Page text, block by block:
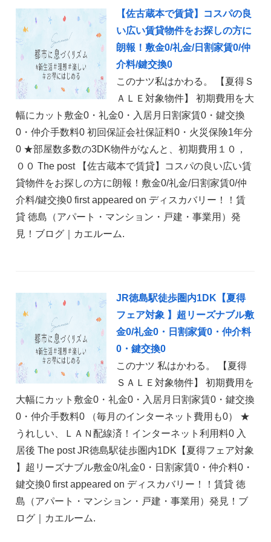
【佐古蔵本で賃貸】コスパの良
い広い賃貸物件をお探しの方に
朗報！敷金0/礼金/日割家賃0/仲
介料/鍵交換0
このナツ私はかわる。 【夏得Ｓ
ＡＬＥ対象物件】 初期費用を大
幅にカット敷金0・礼金0・入居月日割家賃0・鍵交換
0・仲介手数料0 初回保証会社保証料0・火災保険1年分
0 ★部屋数多数の3DK物件がなんと、初期費用１０，
００ The post 【佐古蔵本で賃貸】コスパの良い広い賃
貸物件をお探しの方に朗報！敷金0/礼金/日割家賃0/仲
介料/鍵交換0 first appeared on ディスカバリー！！賃
貸 徳島（アパート・マンション・戸建・事業用）発
見！ブログ｜カエルーム.
JR徳島駅徒歩圏内1DK【夏得
フェア対象 】超リーズナブル敷
金0/礼金0・日割家賃0・仲介料
0・鍵交換0
このナツ 私はかわる。 【夏得
ＳＡＬＥ対象物件】 初期費用を
大幅にカット敷金0・礼金0・入居月日割家賃0・鍵交換
0・仲介手数料0 （毎月のインターネット費用も0） ★
うれしい、ＬＡＮ配線済！インターネット利用料0 入
居後 The post JR徳島駅徒歩圏内1DK【夏得フェア対象
】超リーズナブル敷金0/礼金0・日割家賃0・仲介料0・
鍵交換0 first appeared on ディスカバリー！！賃貸 徳
島（アパート・マンション・戸建・事業用）発見！ブ
ログ｜カエルーム.